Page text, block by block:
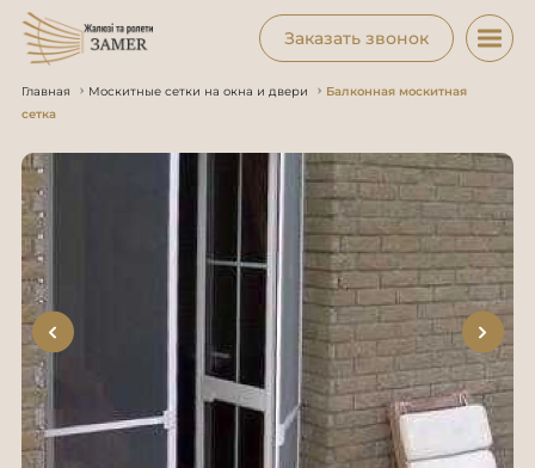
Заказать звонок
Главная Москитные сетки на окна и двери
Балконная москитная
сетка